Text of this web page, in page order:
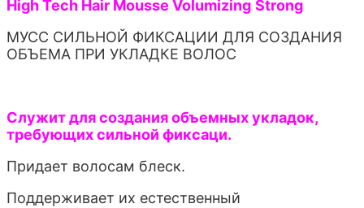
High Tech Hair Mousse Volumizing Strong
МУСС СИЛЬНОЙ ФИКСАЦИИ ДЛЯ СОЗДАНИЯ
ОБЪЕМА ПРИ УКЛАДКЕ ВОЛОС
Служит для создания объемных укладок,
требующих сильной фиксаци.
Придает волосам блеск.
Поддерживает их естественный